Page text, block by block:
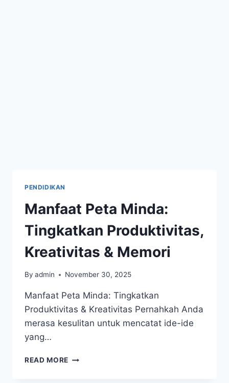
PENDIDIKAN
Manfaat Peta Minda:
Tingkatkan Produktivitas,
Kreativitas & Memori
By admin November 30, 2025
Manfaat Peta Minda: Tingkatkan
Produktivitas & Kreativitas Pernahkah Anda
merasa kesulitan untuk mencatat ide-ide
yang…
READ MORE MANFAAT